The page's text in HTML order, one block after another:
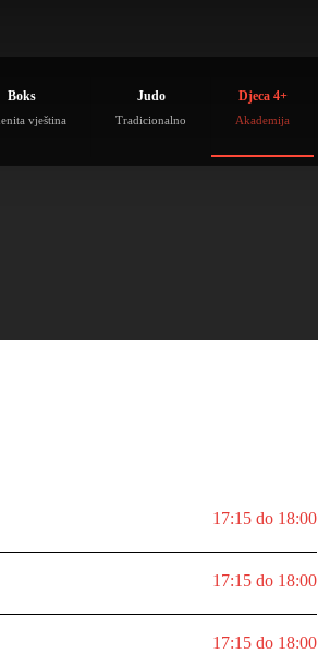
Boks
vještina
Judo
Tradicionalno
Djeca 4+
Akademija
17:15 do 18:00
17:15 do 18:00
17:15 do 18:00